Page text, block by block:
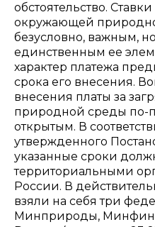
обстоятельство.
окружающей
безусловно, важным,
единственным ее
характер платежа
срока его внесения.
внесения платы за
природной среды по-
открытым. В
утвержденного
указанные сроки
территориальными
России. В
взяли на себя три
Минприроды, Минфин